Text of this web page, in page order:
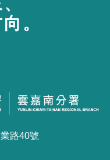
。
路40號